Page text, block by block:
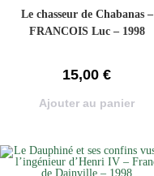
Le chasseur de Chabanas –
FRANCOIS Luc – 1998
15,00 €
Ajouter au panier